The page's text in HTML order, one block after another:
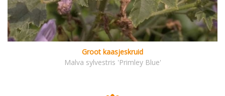
Groot kaasjeskruid
Malva sylvestris 'Primley Blue'